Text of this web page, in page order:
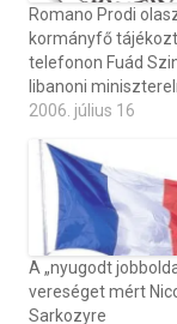
Romano Prodi
kormányfő
telefonon Fuád
libanoni
2006. július 16
A „nyugodt
vereséget mért
Sarkozyre